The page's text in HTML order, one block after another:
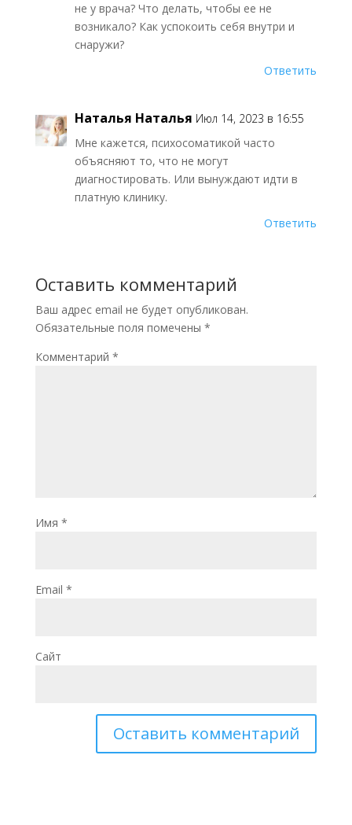
не у врача? Что делать, чтобы ее не
возникало? Как успокоить себя внутри и
снаружи?
Ответить
Наталья Наталья Июл 14, 2023 в 16:55
Мне кажется, психосоматикой часто
объясняют то, что не могут
диагностировать. Или вынуждают идти в
платную клинику.
Ответить
Оставить комментарий
Ваш адрес email не будет опубликован.
Обязательные поля помечены *
Комментарий *
Имя *
Email *
Сайт